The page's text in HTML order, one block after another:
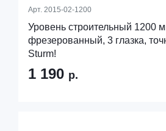
Арт. 2015-02-1200
Уровень строительный 1200
фрезерованный, 3 глазка,
Sturm!
1 190 р.